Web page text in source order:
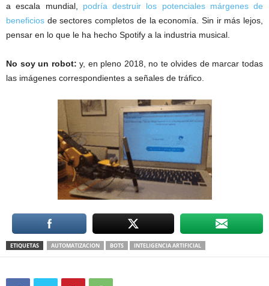
a escala mundial, podría destruir los potenciales márgenes de
beneficios de sectores completos de la economía. Sin ir más lejos,
pensar en lo que le ha hecho Spotify a la industria musical.
No soy un robot: y, en pleno 2018, no te olvides de marcar todas
las imágenes correspondientes a señales de tráfico.
ETIQUETAS AUTOMATIZACION BOTS INTELIGENCIA ARTIFICIAL